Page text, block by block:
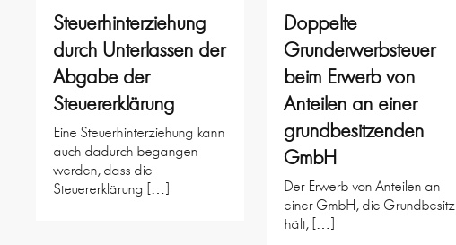
Steuerhinterziehung
durch Unterlassen der
Abgabe der
Steuererklärung
Eine Steuerhinterziehung kann
auch dadurch begangen
werden, dass die
Steuererklärung […]
Doppelte
Grunderwerbsteuer
beim Erwerb von
Anteilen an einer
grundbesitzenden
GmbH
Der Erwerb von Anteilen an
einer GmbH, die Grundbesitz
hält, […]